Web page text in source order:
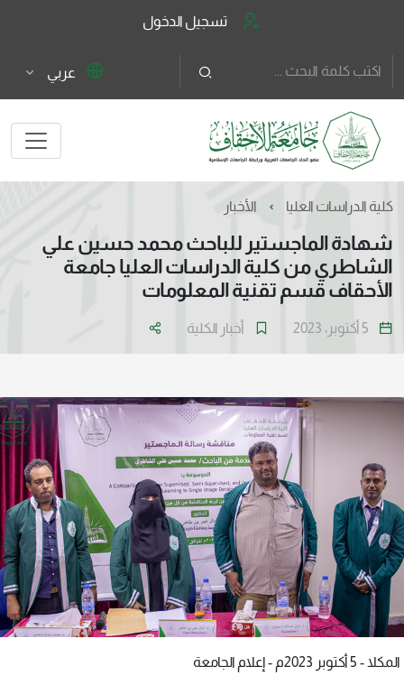
تسجيل الدخول
عربي
كلية الدراسات العليا الأخبار
شهادة الماجستير للباحث محمد حسين علي
الشاطري من كلية الدراسات العليا جامعة
الأحقاف قسم تقنية المعلومات
5 أكتوبر، 2023 أخبار الكلية
المكلا - 5 أكتوبر 2023م - إعلام الجامعة